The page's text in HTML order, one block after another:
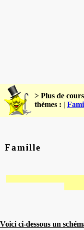
> Plus de
thèmes : |
Famille
LA
Voici ci-dessous un